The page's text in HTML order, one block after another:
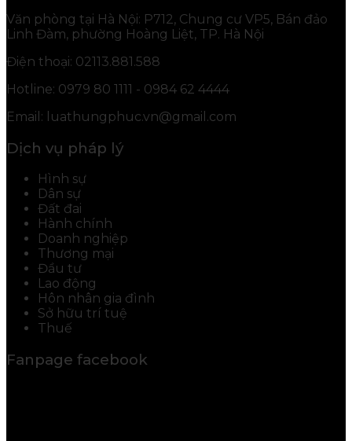
Văn phòng tại Hà Nội: P712, Chung cư VP5, Bán đảo
Linh Đàm, phường Hoàng Liệt, TP. Hà Nội
Điện thoại: 02113.881.588
Hotline: 0979 80 1111 - 0984 62 4444
Email: luathungphuc.vn@gmail.com
Dịch vụ pháp lý
Hình sự
Dân sự
Đất đai
Hành chính
Doanh nghiệp
Thương mại
Đầu tư
Lao động
Hôn nhân gia đình
Sở hữu trí tuệ
Thuế
Fanpage facebook